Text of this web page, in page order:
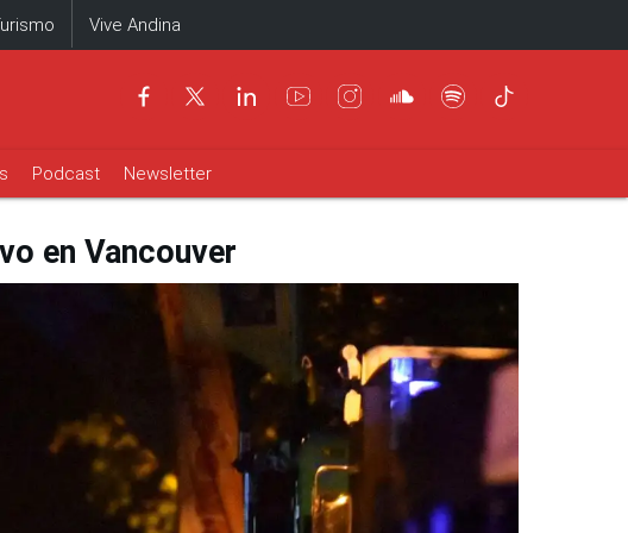
Vive Andina
Podcast Newsletter
en Vancouver